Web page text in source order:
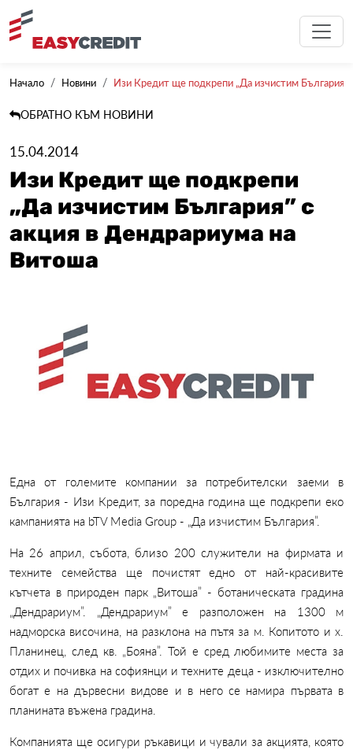
Начало Новини Изи Кредит ще подкрепи „Да изчистим България”
ОБРАТНО КЪМ НОВИНИ
15.04.2014
Изи Кредит ще подкрепи
„Да изчистим България” с
акция в Дендрариума на
Витоша
Една от големите компании за потребителски заеми в
България - Изи Кредит, за поредна година ще подкрепи еко
кампанията на bTV Media Group - „Да изчистим България”.
На 26 април, събота, близо 200 служители на фирмата и
техните семейства ще почистят едно от най-красивите
кътчета в природен парк „Витоша” - ботаническата градина
„Дендрариум”. „Дендрариум” е разположен на 1300 м
надморска височина, на разклона на пътя за м. Копитото и х.
Планинец, след кв. „Бояна”. Той е сред любимите места за
отдих и почивка на софиянци и техните деца - изключително
богат е на дървесни видове и в него се намира първата в
планината въжена градина.
Компанията ще осигури ръкавици и чували за акцията, която